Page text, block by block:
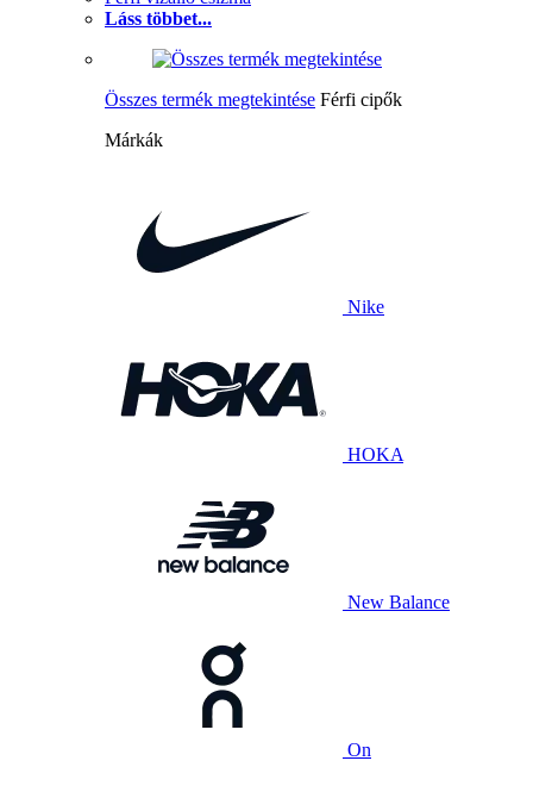
Láss többet...
Összes termék megtekintése Férfi cipők
Márkák
Nike
HOKA
New Balance
On